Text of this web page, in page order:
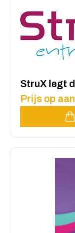
StruX legt
Prijs op